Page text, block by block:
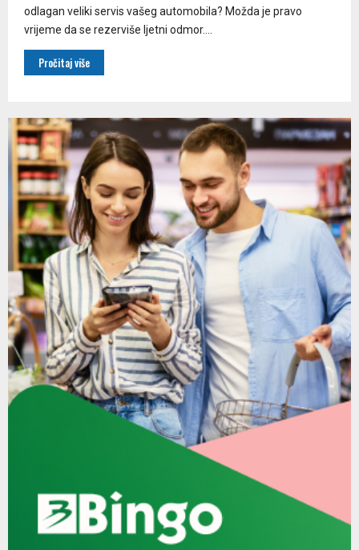
odlagan veliki servis vašeg automobila? Možda je pravo
vrijeme da se rezerviše ljetni odmor....
Pročitaj više